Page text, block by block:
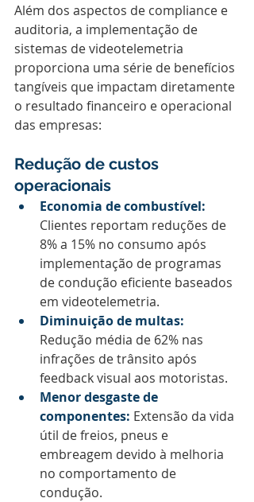
Além dos aspectos de compliance e
auditoria, a implementação de
sistemas de videotelemetria
proporciona uma série de benefícios
tangíveis que impactam diretamente
o resultado financeiro e operacional
das empresas:
Redução de custos
operacionais
Economia de combustível:
Clientes reportam reduções de
8% a 15% no consumo após
implementação de programas
de condução eficiente baseados
em videotelemetria.
Diminuição de multas:
Redução média de 62% nas
infrações de trânsito após
feedback visual aos motoristas.
Menor desgaste de
componentes: Extensão da vida
útil de freios, pneus e
embreagem devido à melhoria
no comportamento de
condução.